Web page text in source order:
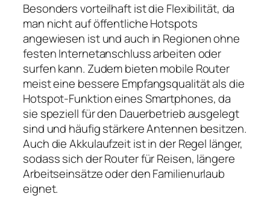
Besonders vorteilhaft ist die Flexibilität, da
man nicht auf öffentliche Hotspots
angewiesen ist und auch in Regionen ohne
festen Internetanschluss arbeiten oder
surfen kann. Zudem bieten mobile Router
meist eine bessere Empfangsqualität als die
Hotspot‑Funktion eines Smartphones, da
sie speziell für den Dauerbetrieb ausgelegt
sind und häufig stärkere Antennen besitzen.
Auch die Akkulaufzeit ist in der Regel länger,
sodass sich der Router für Reisen, längere
Arbeitseinsätze oder den Familienurlaub
eignet.